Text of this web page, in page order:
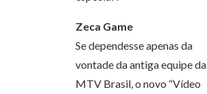
Zeca Game
Se dependesse apenas da
vontade da antiga equipe da
MTV Brasil, o novo “Vídeo